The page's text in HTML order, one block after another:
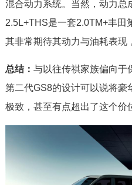
混合动力系统。当然，动力总
2.5L+THS是一套2.0TM+丰田
其非常期待其动力与油耗表现，
总结： 与以往传祺家族偏向于
第二代GS8的设计可以说将豪
极致，甚至有点超出了这个价